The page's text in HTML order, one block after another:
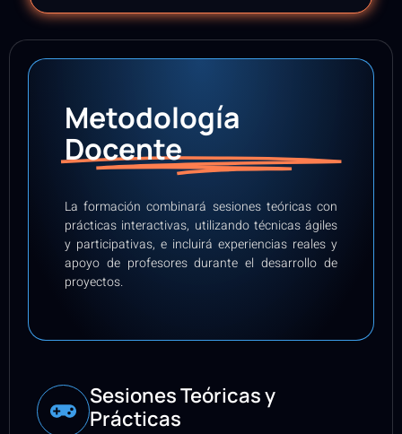
Metodología
Docente
La formación combinará sesiones teóricas con
prácticas interactivas, utilizando técnicas ágiles
y participativas, e incluirá experiencias reales y
apoyo de profesores durante el desarrollo de
proyectos.
Sesiones Teóricas y
Prácticas